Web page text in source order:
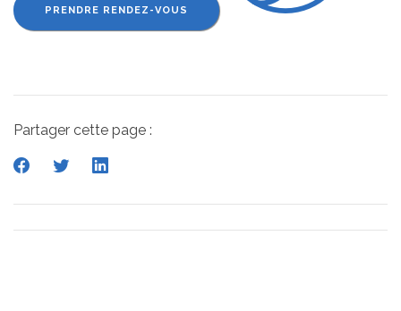
PRENDRE RENDEZ-VOUS
Partager cette page :